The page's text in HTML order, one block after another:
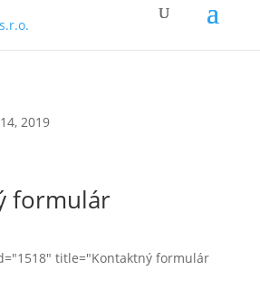
2019
formulár
title="Kontaktný formulár